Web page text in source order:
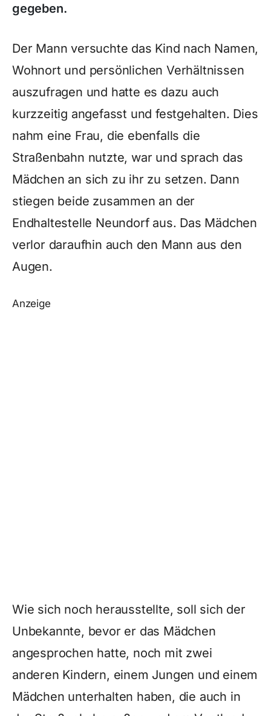
gegeben.
Der Mann versuchte das Kind nach Namen,
Wohnort und persönlichen Verhältnissen
auszufragen und hatte es dazu auch
kurzzeitig angefasst und festgehalten. Dies
nahm eine Frau, die ebenfalls die
Straßenbahn nutzte, war und sprach das
Mädchen an sich zu ihr zu setzen. Dann
stiegen beide zusammen an der
Endhaltestelle Neundorf aus. Das Mädchen
verlor daraufhin auch den Mann aus den
Augen.
Anzeige
Wie sich noch herausstellte, soll sich der
Unbekannte, bevor er das Mädchen
angesprochen hatte, noch mit zwei
anderen Kindern, einem Jungen und einem
Mädchen unterhalten haben, die auch in